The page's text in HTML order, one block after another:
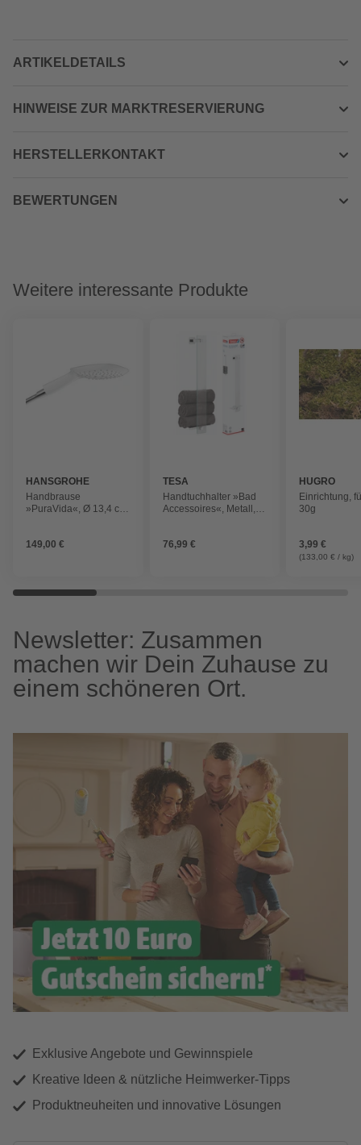
ARTIKELDETAILS
HINWEISE ZUR MARKTRESERVIERUNG
HERSTELLERKONTAKT
BEWERTUNGEN
Weitere interessante Produkte
HANSGROHE
Handbrause
»PuraVida«, Ø 13,4 cm,
149,00 €
TESA
Handtuchhalter »Bad
Accessoires«, Metall,
76,99 €
HUGRO
Einrichtung,
30g
3,99 €
(133,00 € / kg)
Newsletter: Zusammen
machen wir Dein Zuhause zu
einem schöneren Ort.
Exklusive Angebote und Gewinnspiele
Kreative Ideen & nützliche Heimwerker-Tipps
Produktneuheiten und innovative Lösungen